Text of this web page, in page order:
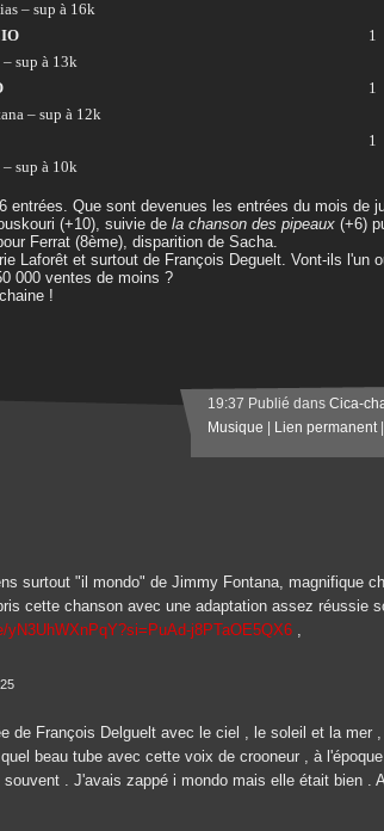
– sup à 16k
1
sup à 13k
1
– sup à 12k
1
sup à 10k
entrées. Que sont devenues les entrées du mois de
(+10), suivie de la chanson des pipeaux (+6)
Ferrat (8ème), disparition de Sacha.
Laforêt et surtout de François Deguelt. Vont-ils l'un
000 ventes de moins ?
!
19:37 Publié dans Cica-
Musique
Lien permanent|
surtout "il mondo" de Jimmy Fontana, magnifique
cette chanson avec une adaptation assez réussie
yN3UhWXnPqY?si=PuAd-j8PTaOE5QX6 ,
de François Delguelt avec le ciel , le soleil et la mer
beau tube avec cette voix de crooneur , à
souvent . J'avais zappé i mondo mais elle était bien .